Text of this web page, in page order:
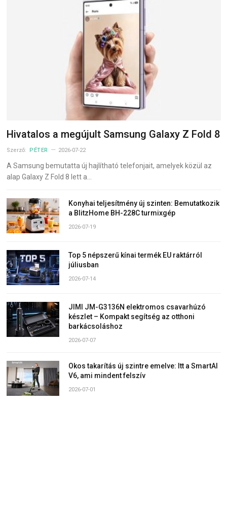
Hivatalos a megújult Samsung Galaxy Z Fold 8
Szerző: PÉTER 2026-07-22
A Samsung bemutatta új hajlítható telefonjait, amelyek közül az
alap Galaxy Z Fold 8 lett a…
Konyhai teljesítmény új szinten: Bemutatkozik
a BlitzHome BH-228C turmixgép
2026-07-19
Top 5 népszerű kínai termék EU raktárról
júliusban
2026-07-14
JIMI JM-G3136N elektromos csavarhúzó
készlet – Kompakt segítség az otthoni
barkácsoláshoz
2026-07-07
Okos takarítás új szintre emelve: Itt a SmartAI
V6, ami mindent felszív
2026-07-01